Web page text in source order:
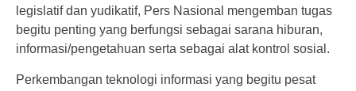
legislatif dan yudikatif, Pers Nasional mengemban tugas
begitu penting yang berfungsi sebagai sarana hiburan,
informasi/pengetahuan serta sebagai alat kontrol sosial.
Perkembangan teknologi informasi yang begitu pesat